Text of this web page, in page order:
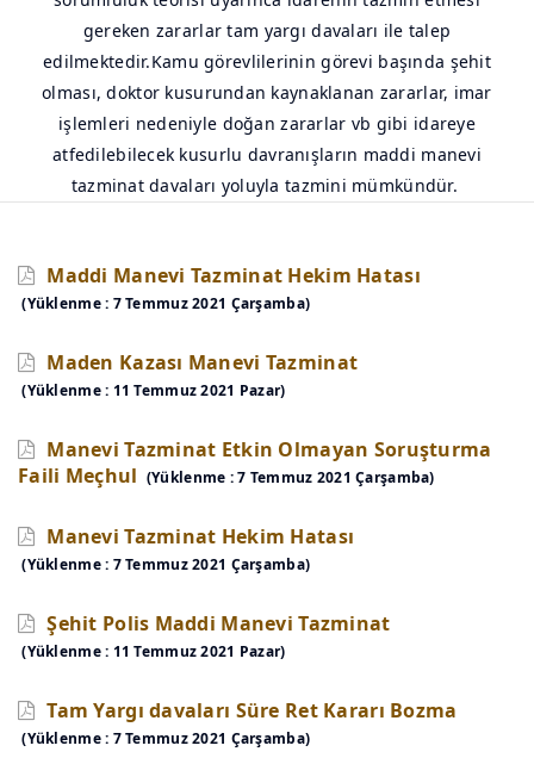
gereken zararlar tam yargı davaları ile talep
edilmektedir.Kamu görevlilerinin görevi başında şehit
olması, doktor kusurundan kaynaklanan zararlar, imar
işlemleri nedeniyle doğan zararlar vb gibi idareye
atfedilebilecek kusurlu davranışların maddi manevi
tazminat davaları yoluyla tazmini mümkündür.
Maddi Manevi Tazminat Hekim Hatası
(Yüklenme : 7 Temmuz 2021 Çarşamba)
Maden Kazası Manevi Tazminat
(Yüklenme : 11 Temmuz 2021 Pazar)
Manevi Tazminat Etkin Olmayan Soruşturma
Faili Meçhul (Yüklenme : 7 Temmuz 2021 Çarşamba)
Manevi Tazminat Hekim Hatası
(Yüklenme : 7 Temmuz 2021 Çarşamba)
Şehit Polis Maddi Manevi Tazminat
(Yüklenme : 11 Temmuz 2021 Pazar)
Tam Yargı davaları Süre Ret Kararı Bozma
(Yüklenme : 7 Temmuz 2021 Çarşamba)